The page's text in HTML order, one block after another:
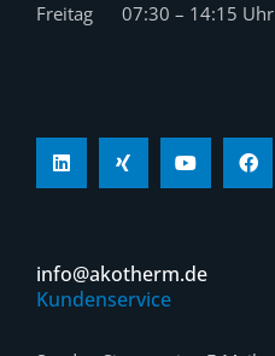
Freitag 07:30 – 14:15 Uhr
info@akotherm.de
Kundenservice